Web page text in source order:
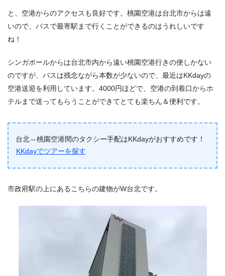
と、空港からのアクセスも良好です。桃園空港は台北市からは遠
いので、バスで最寄駅まで行くことができるのはうれしいです
ね！
シンガポールからは台北市内から遠い桃園空港行きの便しかない
のですが、バスは残念ながら本数が少ないので、最近はKKdayの
空港送迎を利用しています。4000円ほどで、空港の到着口からホ
テルまで送ってもらうことができてとても楽ちん＆便利です。
台北⇔桃園空港間のタクシー手配はKKdayがおすすめです！
KKdayでツアーを探す
市政府駅の上にあるこちらの建物がW台北です。